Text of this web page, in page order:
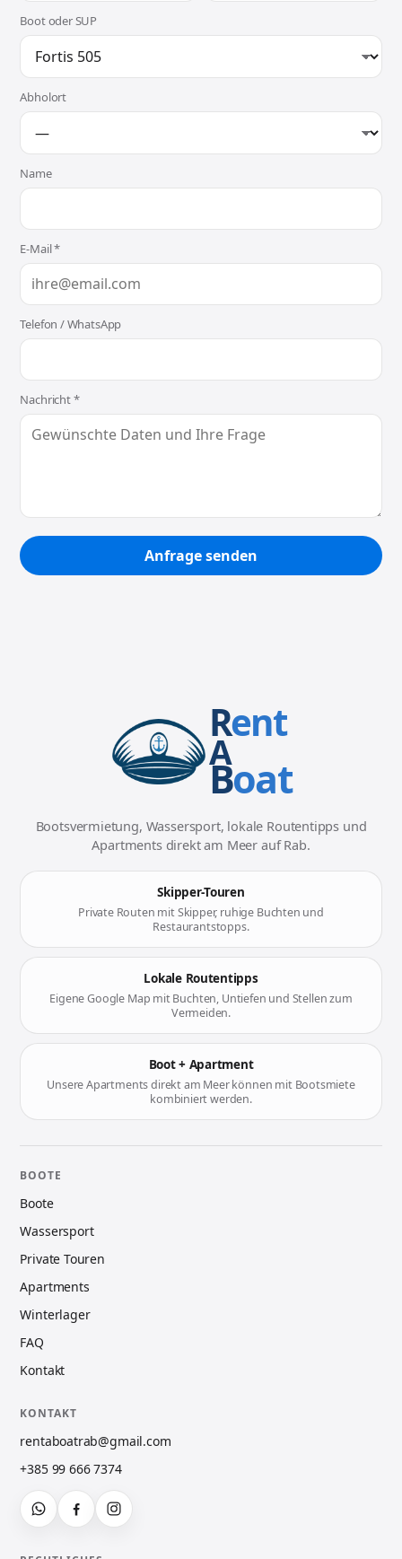
Boot oder SUP
Abholort
Name
E-Mail *
Telefon / WhatsApp
Nachricht *
Anfrage senden
Rent
A
Boat
Bootsvermietung, Wassersport, lokale Routentipps und
Apartments direkt am Meer auf Rab.
Skipper-Touren
Private Routen mit Skipper, ruhige Buchten und
Restaurantstopps.
Lokale Routentipps
Eigene Google Map mit Buchten, Untiefen und Stellen zum
Vermeiden.
Boot + Apartment
Unsere Apartments direkt am Meer können mit Bootsmiete
kombiniert werden.
BOOTE
Boote
Wassersport
Private Touren
Apartments
Winterlager
FAQ
Kontakt
KONTAKT
rentaboatrab@gmail.com
+385 99 666 7374